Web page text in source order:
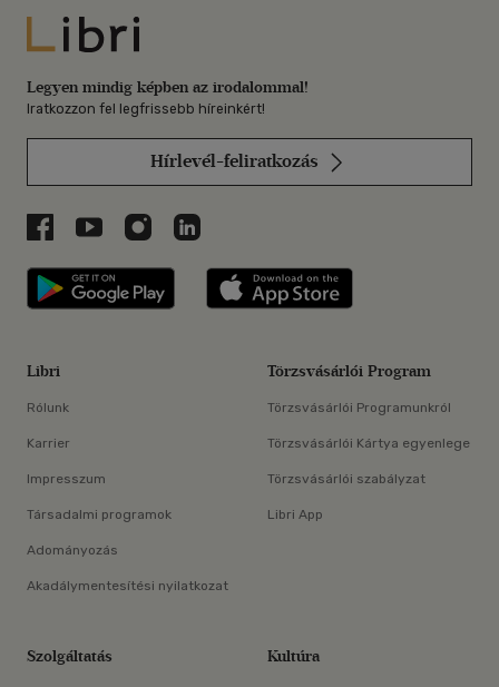
Libri
Legyen mindig képben az irodalommal!
Iratkozzon fel legfrissebb híreinkért!
Hírlevél-feliratkozás
Libri a Facebookon
Libri a Youtube-on
Libri az Instagramon
Libri a LinkedInen
Libri applikáció Szerezd meg: Google
Libri
Rólunk
Karrier
Impresszum
Társadalmi programok
Adományozás
Akadálymentesítési nyilatkozat
Törzsvásárlói Program
Törzsvásárlói Programunkról
Törzsvásárlói Kártya egyenlege
Törzsvásárlói szabályzat
Libri App
Szolgáltatás Kultúra